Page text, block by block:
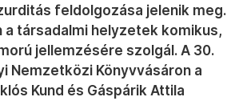
feldolgozása jelenik meg.
a társadalmi helyzetek komikus,
jellemzésére szolgál. A 30.
Nemzetközi Könyvvásáron a
Kund és Gáspárik Attila